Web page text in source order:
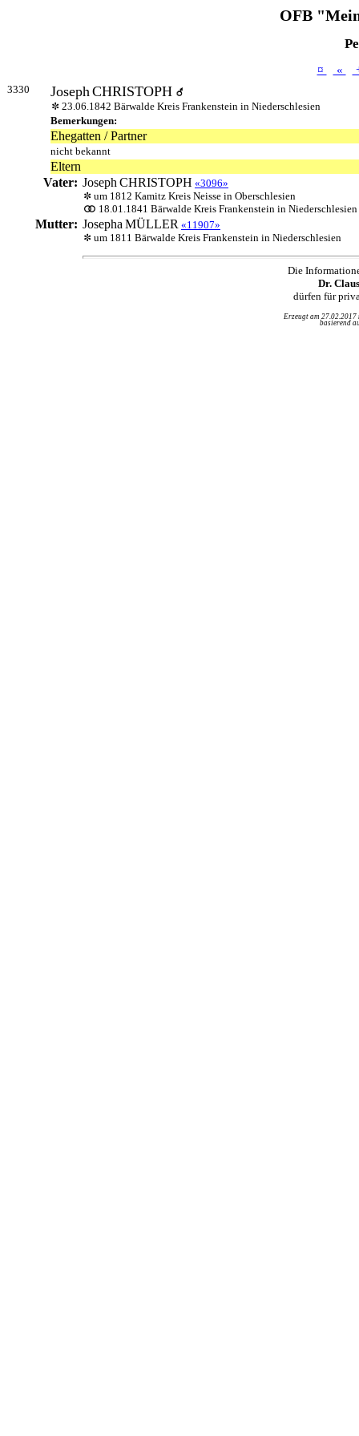
OFB
¤ «
3330 JosephCHRISTOPH
23.06.1842 Bärwalde Kreis Frankenstein in Niederschlesien
Bemerkungen:
Ehegatten / Partner
nicht bekannt
Eltern
Vater: Joseph CHRISTOPH «3096»
um 1812 Kamitz Kreis Neisse in Oberschlesien
18.01.1841 Bärwalde Kreis Frankenstein in Niederschlesien
Mutter: Josepha MÜLLER «11907»
um 1811 Bärwalde Kreis Frankenstein in Niederschlesien
Die
Dr.
dürfen für
Erzeugt am
basierend